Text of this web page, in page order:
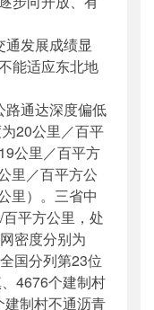
发展成绩显
能适应东北地
通达深度偏低
20公里／百平
公里／百平方
里／百平方公
里）。三省中
平方公里，处
密度分别为
国分列第23位
4676个建制村
制村不通沥青